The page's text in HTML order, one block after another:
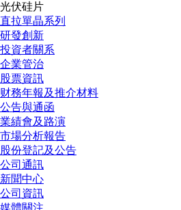
光伏硅片
直拉單晶系列
研發創新
投資者關系
企業管治
股票資訊
财務年報及推介材料
公告與通函
業績會及路演
市場分析報告
股份登記及公告
公司通訊
新聞中心
公司資訊
媒體關注